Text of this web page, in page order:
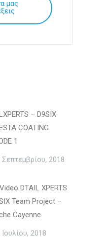
μας
– D9SIX
COATING
1
Σεπτεμβρίου, 2018
DTAIL XPERTS
Team Project –
Cayenne
Ιουλίου, 2018